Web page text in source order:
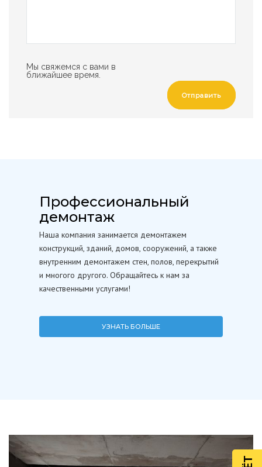
Мы свяжемся с вами в
ближайшее время.
Отправить
Профессиональный
демонтаж
Наша компания занимается демонтажем
конструкций, зданий, домов, сооружений, а также
внутренним демонтажем стен, полов, перекрытий
и многого другого. Обращайтесь к нам за
качественными услугами!
УЗНАТЬ БОЛЬШЕ